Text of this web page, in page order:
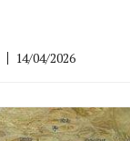
14/04/2026